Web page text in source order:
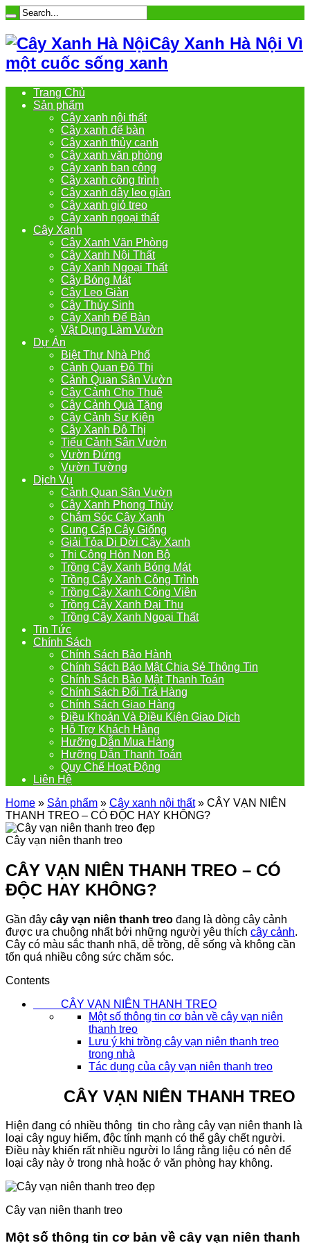
Cây Xanh Hà Nội Vì
một cuốc sống xanh
Trang Chủ
Sản phẩm
Cây xanh nội thất
Cây xanh để bàn
Cây xanh thủy canh
Cây xanh văn phòng
Cây xanh ban công
Cây xanh công trình
Cây xanh dây leo giàn
Cây xanh giỏ treo
Cây xanh ngoại thất
Cây Xanh
Cây Xanh Văn Phòng
Cây Xanh Nội Thất
Cây Xanh Ngoại Thất
Cây Bóng Mát
Cây Leo Giàn
Cây Thủy Sinh
Cây Xanh Để Bàn
Vật Dụng Làm Vườn
Dự Án
Biệt Thự Nhà Phố
Cảnh Quan Đô Thị
Cảnh Quan Sân Vườn
Cây Cảnh Cho Thuê
Cây Cảnh Quà Tặng
Cây Cảnh Sự Kiện
Cây Xanh Đô Thị
Tiểu Cảnh Sân Vườn
Vườn Đứng
Vườn Tường
Dịch Vụ
Cảnh Quan Sân Vườn
Cây Xanh Phong Thủy
Chắm Sóc Cây Xanh
Cung Cấp Cây Giống
Giải Tỏa Di Dời Cây Xanh
Thi Công Hòn Non Bộ
Trồng Cây Xanh Bóng Mát
Trồng Cây Xanh Công Trình
Trồng Cây Xanh Công Viên
Trồng Cây Xanh Đại Thụ
Trồng Cây Xanh Ngoại Thất
Tin Tức
Chính Sách
Chính Sách Bảo Hành
Chính Sách Bảo Mật Chia Sẻ Thông Tin
Chính Sách Bảo Mật Thanh Toán
Chính Sách Đổi Trả Hàng
Chính Sách Giao Hàng
Điều Khoản Và Điều Kiện Giao Dịch
Hỗ Trợ Khách Hàng
Hưỡng Dẫn Mua Hàng
Hưỡng Dẫn Thanh Toán
Quy Chế Hoạt Động
Liên Hệ
Home » Sản phẩm » Cây xanh nội thất» CÂY VẠN NIÊN
THANH TREO – CÓ ĐỘC HAY KHÔNG?
Cây vạn niên thanh treo
CÂY VẠN NIÊN THANH TREO – CÓ
ĐỘC HAY KHÔNG?
Gần đây cây vạn niên thanh treo đang là dòng cây cảnh
được ưa chuộng nhất bởi những người yêu thích cây cảnh.
Cây có màu sắc thanh nhã, dễ trồng, dễ sống và không cần
tốn quá nhiều công sức chăm sóc.
Contents
CÂY VẠN NIÊN THANH TREO
Một số thông tin cơ bản về cây vạn niên
thanh treo
Lưu ý khi trồng cây vạn niên thanh treo
trong nhà
Tác dụng của cây vạn niên thanh treo
CÂY VẠN NIÊN THANH TREO
Hiện đang có nhiều thông tin cho rằng cây vạn niên thanh là
loại cây nguy hiểm, độc tính mạnh có thể gây chết người.
Điều này khiến rất nhiều người lo lắng rằng liệu có nên để
loại cây này ở trong nhà hoặc ở văn phòng hay không.
Cây vạn niên thanh treo
Một số thông tin cơ bản về cây vạn niên thanh